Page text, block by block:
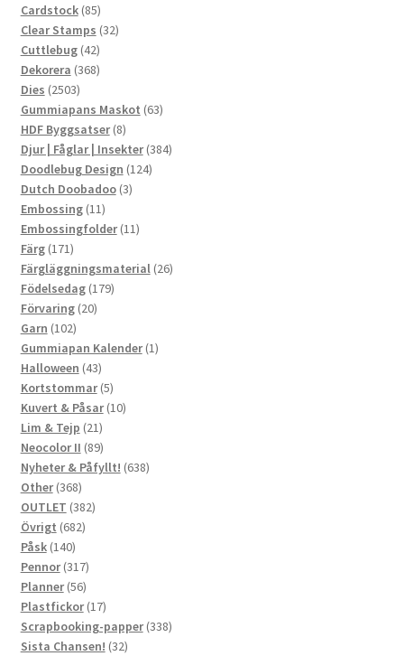
produkter
Cardstock 8585
produkter
Clear Stamps 3232
Cuttlebug 4242
produkter
Dekorera 368368
Dies 25032503
produkter
Gummiapans Maskot 6363
HDF Byggsatser 88
produkter
Djur | Fåglar | Insekter 384384
Doodlebug Design 124124
Dutch Doobadoo 33
Embossing 1111
produkter
Embossingfolder 1111
Färg 171171
produkter
Färgläggningsmaterial 2626
Födelsedag 179179
Förvaring 2020
Garn 102102
produkter
Gummiapan Kalender 11
Halloween 4343
produkter
Kortstommar 55
produkter
Kuvert & Påsar 1010
Lim & Tejp 2121
produkter
Neocolor II 8989
produkter
Nyheter & Påfyllt! 638638
Other 368368
produkter
OUTLET 382382
Övrigt 682682
Påsk 140140
produkter
Pennor 317317
produkter
Planner 5656
produkter
Plastfickor 1717
produkter
Scrapbooking-papper 338338
Sista Chansen! 3232